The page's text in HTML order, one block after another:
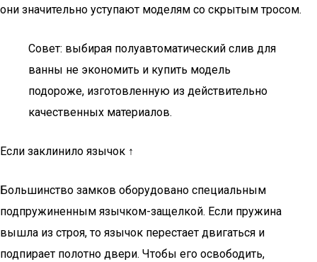
они значительно уступают моделям со скрытым тросом.
Совет: выбирая полуавтоматический слив для
ванны не экономить и купить модель
подороже, изготовленную из действительно
качественных материалов.
Если заклинило язычок ↑
Большинство замков оборудовано специальным
подпружиненным язычком-защелкой. Если пружина
вышла из строя, то язычок перестает двигаться и
подпирает полотно двери. Чтобы его освободить,